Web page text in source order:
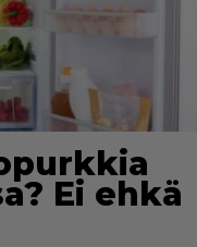
Ei ehkä